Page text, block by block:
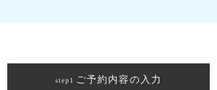
step1 ご予約内容の入力